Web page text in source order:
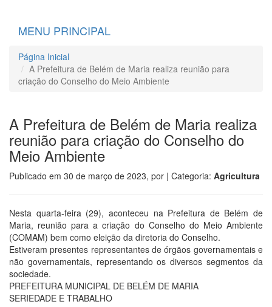
MENU PRINCIPAL
Página Inicial
A Prefeitura de Belém de Maria realiza reunião para
criação do Conselho do Meio Ambiente
A Prefeitura de Belém de Maria realiza
reunião para criação do Conselho do
Meio Ambiente
Publicado em 30 de março de 2023, por | Categoria: Agricultura
Nesta quarta-feira (29), aconteceu na Prefeitura de Belém de
Maria, reunião para a criação do Conselho do Meio Ambiente
(COMAM) bem como eleição da diretoria do Conselho.
Estiveram presentes representantes de órgãos governamentais e
não governamentais, representando os diversos segmentos da
sociedade.
PREFEITURA MUNICIPAL DE BELÉM DE MARIA
SERIEDADE E TRABALHO